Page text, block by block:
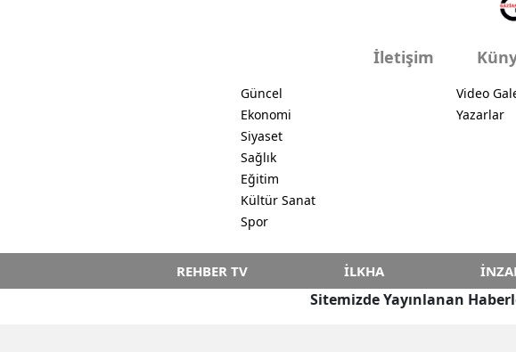
İletişim
Güncel
Ekonomi
Siyaset
Sağlık
Eğitim
Kültür Sanat
Spor
Video
Yazarlar
REHBER TV İLKHA
Sitemizde Yayınlanan